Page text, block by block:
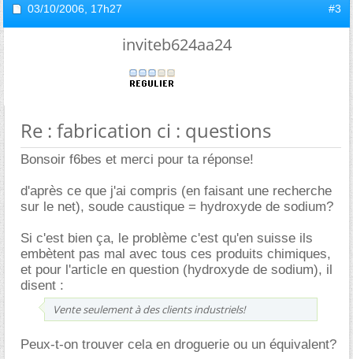
03/10/2006, 17h27 #3
inviteb624aa24
Re : fabrication ci : questions
Bonsoir f6bes et merci pour ta réponse!
d'après ce que j'ai compris (en faisant une recherche
sur le net), soude caustique = hydroxyde de sodium?
Si c'est bien ça, le problème c'est qu'en suisse ils
embètent pas mal avec tous ces produits chimiques,
et pour l'article en question (hydroxyde de sodium), il
disent :
Vente seulement à des clients industriels!
Peux-t-on trouver cela en droguerie ou un équivalent?